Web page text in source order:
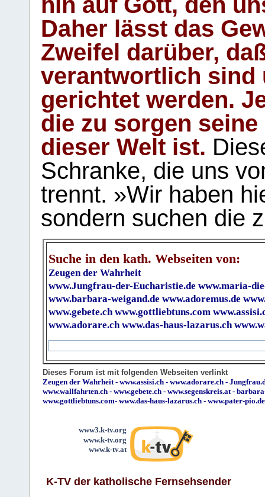
Daher lässt das
Zweifel darüber,
verantwortlich sind
gerichtet werden.
die zu sorgen
dieser Welt ist.
Schranke, die uns
trennt. »Wir haben
sondern suchen die
Suche in den kath. Webseiten von:
Zeugen der Wahrheit
www.Jungfrau-der-Eucharistie.de www.maria-
www.barbara-weigand.de www.adoremus.de
www.gebete.ch www.gottliebtuns.com
www.adorare.ch www.das-haus-lazarus.ch
Dieses Forum ist mit folgenden Webseiten verlinkt
Zeugen der Wahrheit- www.assisi.ch - www.adorare.ch -
www.wallfahrten.ch - www.gebete.ch - www.segenskreis.at-
www.gottliebtuns.com- www.das-haus-lazarus.ch - www.pater-pio.de
www3.k-tv.org
www.k-tv.org
www.k-tv.at
K-TV der katholische Fernsehsender